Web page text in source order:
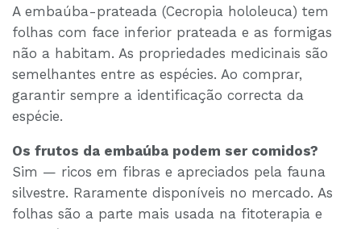
A embaúba-prateada (Cecropia hololeuca) tem
folhas com face inferior prateada e as formigas
não a habitam. As propriedades medicinais são
semelhantes entre as espécies. Ao comprar,
garantir sempre a identificação correcta da
espécie.
Os frutos da embaúba podem ser comidos?
Sim — ricos em fibras e apreciados pela fauna
silvestre. Raramente disponíveis no mercado. As
folhas são a parte mais usada na fitoterapia e